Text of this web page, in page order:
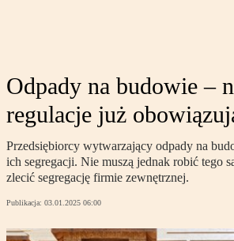
Odpady na budowie –
regulacje już
Przedsiębiorcy wytwarzający odpady na
ich segregacji. Nie muszą jednak robić tego
zlecić segregację firmie zewnętrznej.
Publikacja: 03.01.2025 06:00